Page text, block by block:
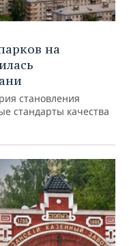
на
становления
стандарты качества